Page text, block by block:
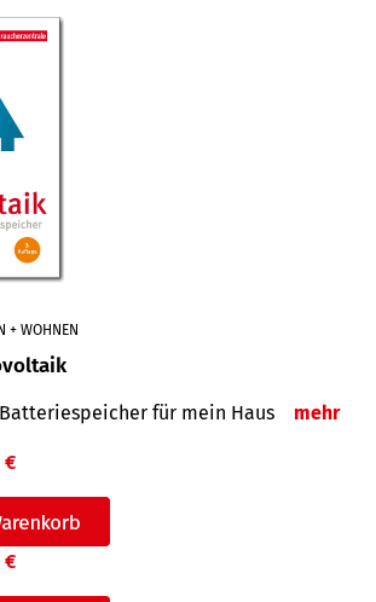
+ WOHNEN
für mein Haus mehr
€
€